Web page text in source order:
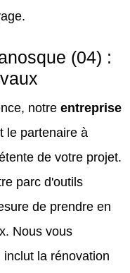
(04) :
notre entreprise
le partenaire à
de votre projet.
parc d'outils
de prendre en
Nous vous
la rénovation